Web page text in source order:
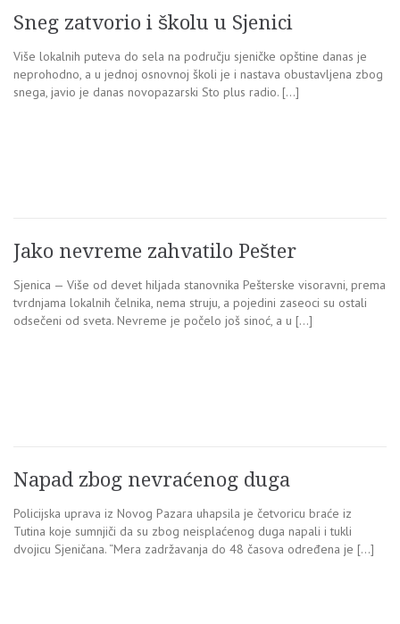
Sneg zatvorio i školu u Sjenici
Više lokalnih puteva do sela na području sjeničke opštine danas je
neprohodno, a u jednoj osnovnoj školi je i nastava obustavljena zbog
snega, javio je danas novopazarski Sto plus radio. […]
Jako nevreme zahvatilo Pešter
Sjenica — Više od devet hiljada stanovnika Pešterske visoravni, prema
tvrdnjama lokalnih čelnika, nema struju, a pojedini zaseoci su ostali
odsečeni od sveta. Nevreme je počelo još sinoć, a u […]
Napad zbog nevraćenog duga
Policijska uprava iz Novog Pazara uhapsila je četvoricu braće iz
Tutina koje sumnjiči da su zbog neisplaćenog duga napali i tukli
dvojicu Sjeničana. “Mera zadržavanja do 48 časova određena je […]